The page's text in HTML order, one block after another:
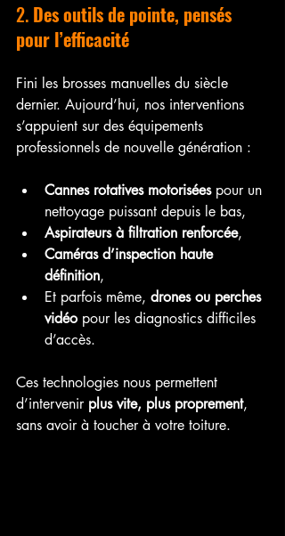
2. Des outils de pointe, pensés
pour l’efficacité
Fini les brosses manuelles du siècle
dernier. Aujourd’hui, nos interventions
s’appuient sur des équipements
professionnels de nouvelle génération :
Cannes rotatives motorisées pour un
nettoyage puissant depuis le bas,
Aspirateurs à filtration renforcée,
Caméras d’inspection haute
définition,
Et parfois même, drones ou perches
vidéo pour les diagnostics difficiles
d’accès.
Ces technologies nous permettent
d’intervenir plus vite, plus proprement,
sans avoir à toucher à votre toiture.